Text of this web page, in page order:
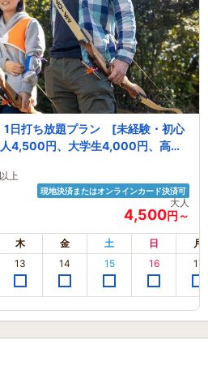
1日打ち放題プラン [未経験・初心
4,500円、大学生4,000円、高校
上
現地決済またはオンラインカード決済可
大人
4,500円～
木 金 土 日 月
13 14 15 16 17